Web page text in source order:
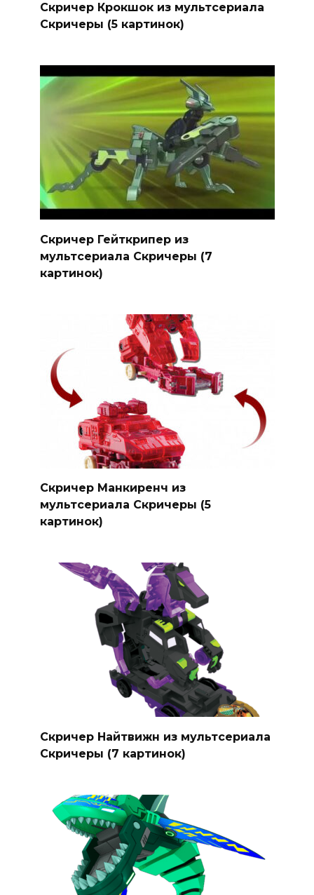
Скричер Крокшок из мультсериала
Скричеры (5 картинок)
Скричер Гейткрипер из
мультсериала Скричеры (7
картинок)
Скричер Манкиренч из
мультсериала Скричеры (5
картинок)
Скричер Найтвижн из мультсериала
Скричеры (7 картинок)